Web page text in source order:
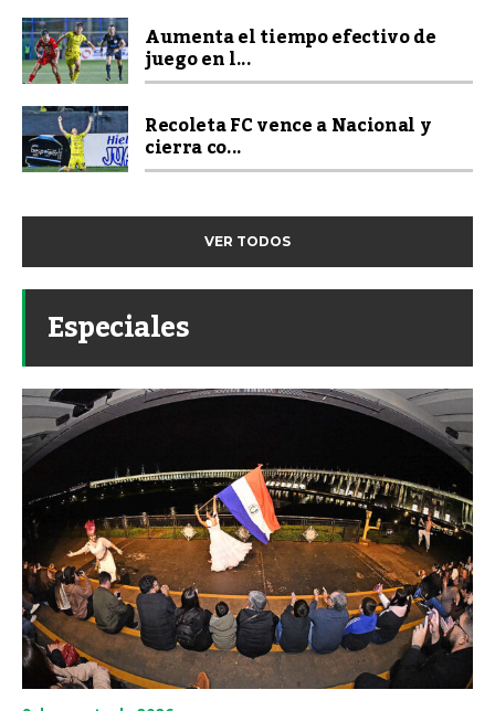
Aumenta el tiempo efectivo de
juego en l...
Recoleta FC vence a Nacional y
cierra co...
VER TODOS
Especiales